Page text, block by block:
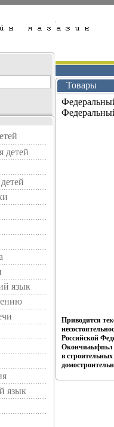
детей
язык
язык
Товары
Приводится
Российской
Окончиаыфпьл
в